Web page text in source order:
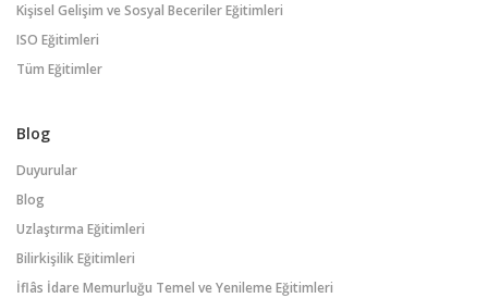
Kişisel Gelişim ve Sosyal Beceriler Eğitimleri
ISO Eğitimleri
Tüm Eğitimler
Blog
Duyurular
Blog
Uzlaştırma Eğitimleri
Bilirkişilik Eğitimleri
İflâs İdare Memurluğu Temel ve Yenileme Eğitimleri